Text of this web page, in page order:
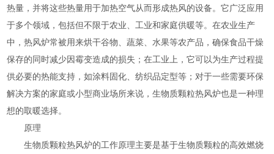
热量，并将这些热量用于加热空气从而形成热风的设备。它广泛应用
于多个领域，包括但不限于农业、工业和家庭供暖等。在农业生产
中，热风炉常被用来烘干谷物、蔬菜、水果等农产品，确保食品干燥
保存的同时减少因霉变造成的损失；在工业上，它可以为生产过程提
供必要的热能支持，如涂料固化、纺织品定型等；对于一些需要环保
解决方案的家庭或小型商业场所来说，生物质颗粒热风炉也是一种理
想的取暖选择。
原理
生物质颗粒热风炉的工作原理主要是基于生物质颗粒的高效燃烧